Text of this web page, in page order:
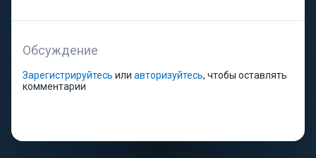
Обсуждение
Зарегистрируйтесь или авторизуйтесь, чтобы оставлять
комментарии